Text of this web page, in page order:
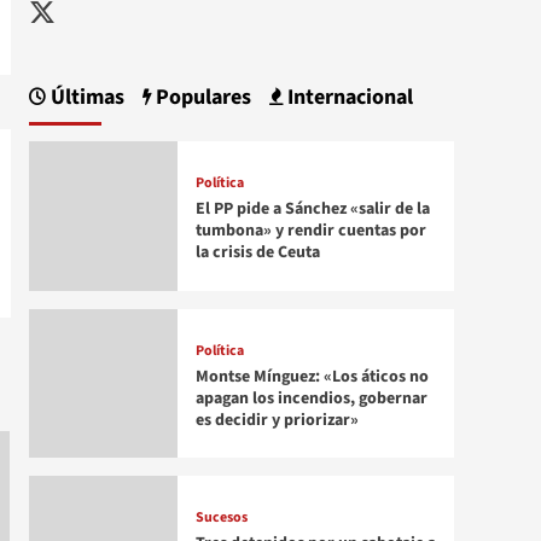
Twitter
Últimas Populares Internacional
Política
El PP pide a Sánchez «salir de la
tumbona» y rendir cuentas por
la crisis de Ceuta
Política
Montse Mínguez: «Los áticos no
apagan los incendios, gobernar
es decidir y priorizar»
Sucesos